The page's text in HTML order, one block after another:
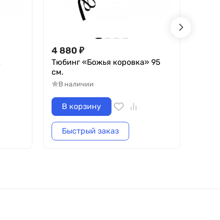
4 880 ₽
Тюбинг «Божья коровка» 95
см.
В наличии
В корзину
Быстрый заказ